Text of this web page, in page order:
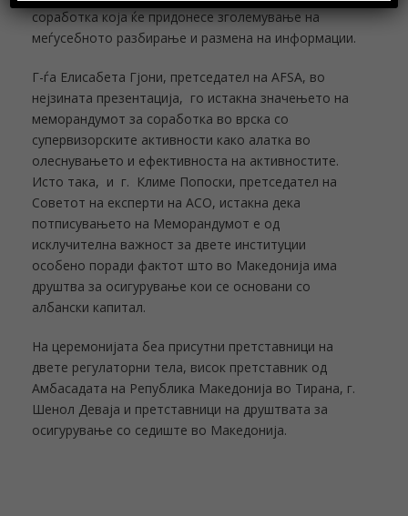
соработка која ќе придонесе зголемување на
меѓусебното разбирање и размена на информации.
Г-ѓа Елисабета Гјони, претседател на AFSA, во
нејзината презентација, го истакна значењето на
меморандумот за соработка во врска со
супервизорските активности како алатка во
олеснувањето и ефективноста на активностите.
Исто така, и г. Климе Попоски, претседател на
Советот на експерти на АСО, истакна дека
потписувањето на Меморандумот е од
исклучителна важност за двете институции
особено поради фактот што во Македонија има
друштва за осигурување кои се основани со
албански капитал.
На церемонијата беа присутни претставници на
двете регулаторни тела, висок претставник од
Амбасадата на Република Македонија во Тирана, г.
Шенол Деваја и претставници на друштвата за
осигурување со седиште во Македонија.